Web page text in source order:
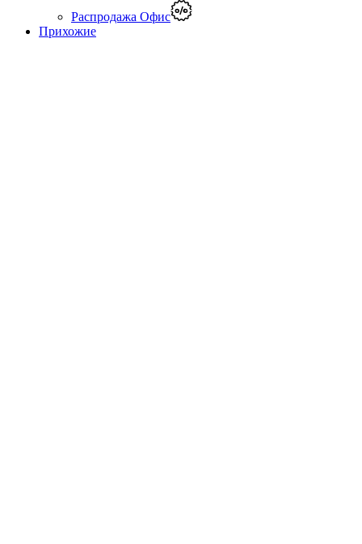
Распродажа Офис
Прихожие